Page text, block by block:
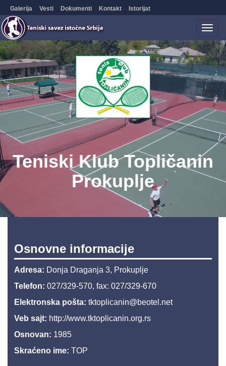
Galerija Vesti Dokumenti Kontakt Istorijat
Teniski Klub Topličanin
Prokuplje
Osnovne informacije
Adresa: Donja Draganja 3, Prokuplje
Telefon: 027/329-570, fax: 027/329-670
Elektronska pošta: tktoplicanin@beotel.net
Veb sajt: http://www.tktoplicanin.org.rs
Osnovan: 1985
Skraćeno ime: TOP